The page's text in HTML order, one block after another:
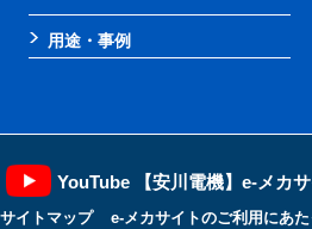
用途・事例
YouTube 【安川電機】e-メカ
サイトマップ e-メカサイトのご利用にあた